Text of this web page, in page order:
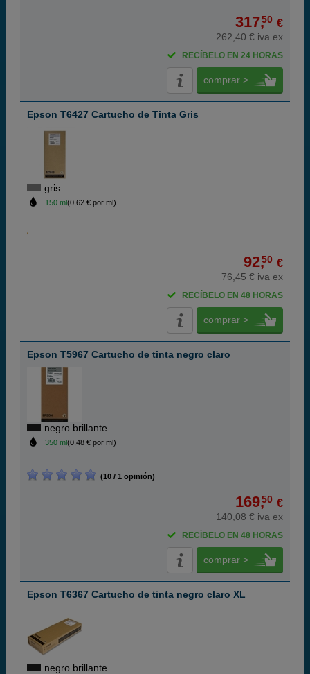
317,50 €
262,40 € iva ex
RECÍBELO EN 24 HORAS
comprar >
Epson T6427 Cartucho de Tinta Gris
gris
150 ml(0,62 € por ml)
92,50 €
76,45 € iva ex
RECÍBELO EN 48 HORAS
comprar >
Epson T5967 Cartucho de tinta negro claro
negro brillante
350 ml(0,48 € por ml)
(10 / 1 opinión)
169,50 €
140,08 € iva ex
RECÍBELO EN 48 HORAS
comprar >
Epson T6367 Cartucho de tinta negro claro XL
negro brillante